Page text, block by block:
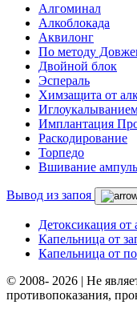
Алгоминал
Алкоблокада
Аквилонг
По методу
Двойной блок
Эспераль
Химзащита от
Имплантация
Раскодирование
Торпедо
Вшивание
Вывод из запоя
Детоксикация от
Капельница от
Капельница от
© 2008- 2026 | Не
противопоказания,